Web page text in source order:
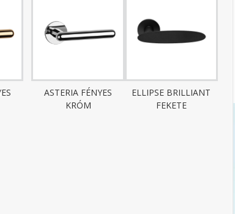
ASTERIA FÉNYES
KRÓM
ELLIPSE BRILLIANT
FEKETE